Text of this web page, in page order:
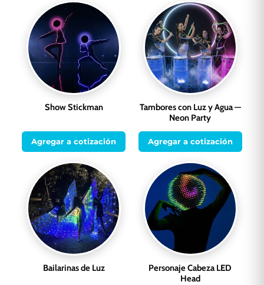
Show Stickman
Agregar a cotización
Tambores con Luz y Agua —
Neon Party
Agregar a cotización
Bailarinas de Luz
Personaje Cabeza LED
Head